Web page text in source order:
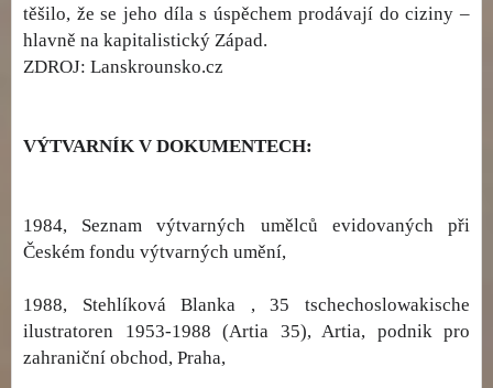
těšilo, že se jeho díla s úspěchem prodávají do ciziny –
hlavně na kapitalistický Západ.
ZDROJ: Lanskrounsko.cz
VÝTVARNÍK V DOKUMENTECH:
1984, Seznam výtvarných umělců evidovaných při
Českém fondu výtvarných umění,
1988, Stehlíková Blanka , 35 tschechoslowakische
ilustratoren 1953-1988 (Artia 35), Artia, podnik pro
zahraniční obchod, Praha,